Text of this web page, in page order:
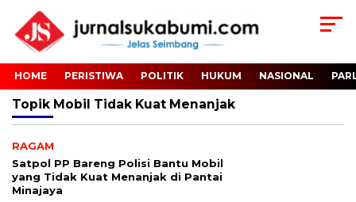
HOME PERISTIWA POLITIK HUKUM NASIONAL
Topik Mobil Tidak Kuat Menanjak
RAGAM
Satpol PP Bareng Polisi Bantu Mobil
yang Tidak Kuat Menanjak di Pantai
Minajaya